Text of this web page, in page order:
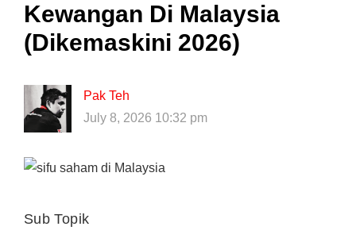
Kewangan Di Malaysia
(Dikemaskini 2026)
Pak Teh
July 8, 2026 10:32 pm
Sub Topik